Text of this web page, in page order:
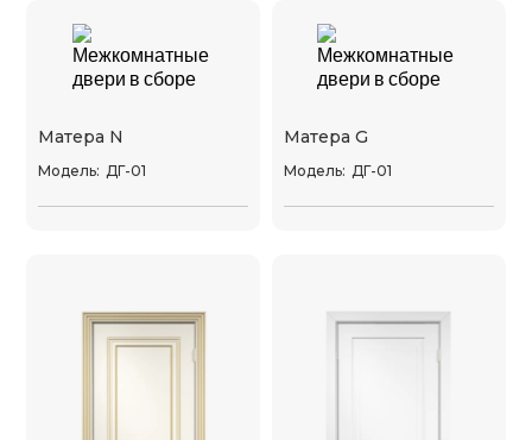
Матера N
Модель: ДГ-01
Матера G
Модель: ДГ-01